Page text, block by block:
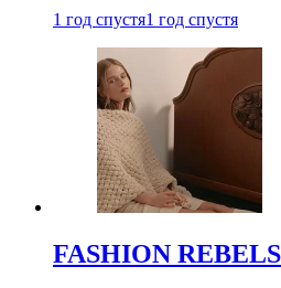
1 год спустя1 год спустя
FASHION